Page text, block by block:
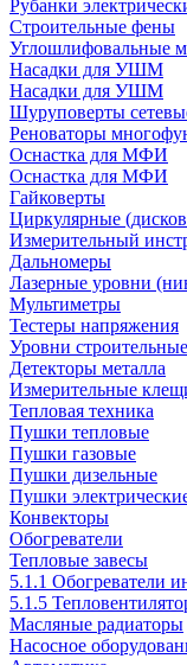
Рубанки
Строительные фены
Углошлифовальные
Насадки для УШМ
Насадки для УШМ
Шуруповерты
Реноваторы
Оснастка для МФИ
Оснастка для МФИ
Гайковерты
Циркулярные
Измерительный
Дальномеры
Лазерные уровни
Мультиметры
Тестеры напряжения
Уровни строительные
Детекторы металла
Измерительные
Тепловая техника
Пушки тепловые
Пушки газовые
Пушки дизельные
Пушки
Конвекторы
Обогреватели
Тепловые завесы
5.1.1 Обогреватели
5.1.5
Масляные радиаторы
Насосное